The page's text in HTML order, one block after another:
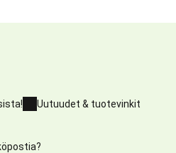
Uutuudet & tuotevinkit